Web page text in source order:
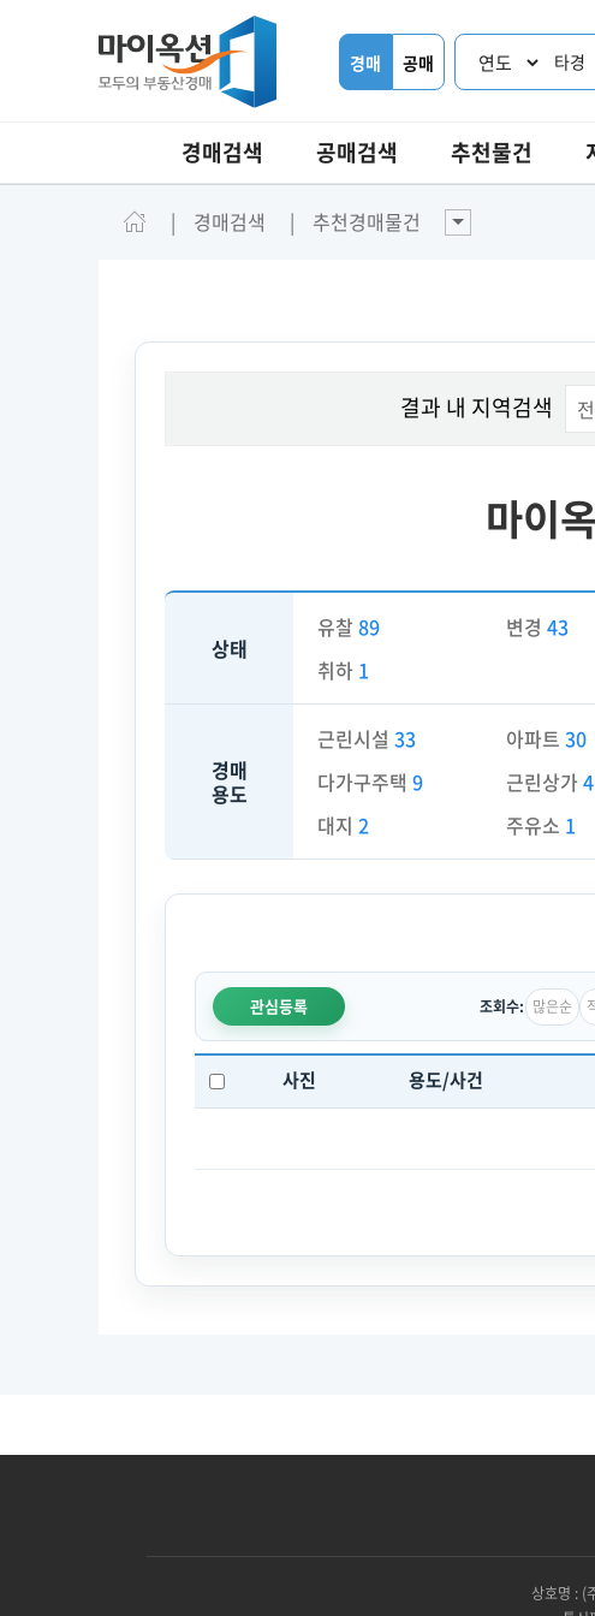
경매 공매 타경
경매검색 공매검색 추천물건
경매검색 추천경매물건
결과 내 지역검색
마이
상태
유찰 89 변경43
취하 1
경매
용도
근린시설 33 아파트30
다가구주택 9 근린상가4
대지 2 주유소 1
관심등록 조회수: 많은순
사진 용도/사건
상호명 : (